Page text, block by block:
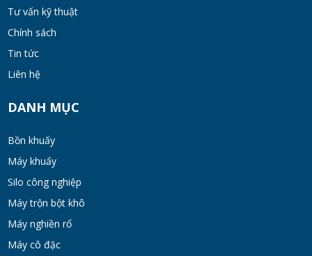
Tư vấn kỹ thuật
Chính sách
Tin tức
Liên hệ
DANH MỤC
Bồn khuấy
Máy khuấy
Silo công nghiệp
Máy trộn bột khô
Máy nghiền rổ
Máy cô đặc